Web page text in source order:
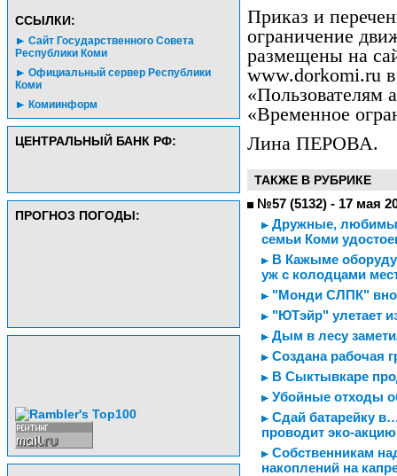
CСЫЛКИ:
Сайт Государственного Совета
Республики Коми
Официальный сервер Республики
Коми
Комиинформ
ЦЕНТРАЛЬНЫЙ БАНК РФ:
ПРОГНОЗ ПОГОДЫ:
Приказ и
ограничение
размещены на
www.dorkomi.ru в
«Пользователям
«Временное
Лина ПЕРОВА.
ТАКЖЕ В РУБРИКЕ
№57 (5132) - 17 мая
Дружные,
семьи Коми
В Кажыме
уж с колодцами
"Монди СЛПК"
"ЮТэйр" улетает
Дым в лесу
Создана рабочая
В Сыктывкаре
Убойные отходы
Сдай батарейку
проводит эко-акцию
Собственникам
накоплений на